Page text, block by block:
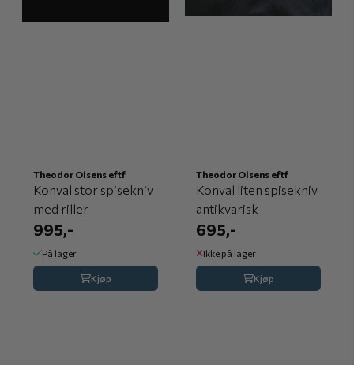
Theodor Olsens eftf
Konval stor spisekniv
med riller
995,-
På lager
Kjøp
Theodor Olsens eftf
Konval liten spisekniv
antikvarisk
695,-
Ikke på lager
Kjøp